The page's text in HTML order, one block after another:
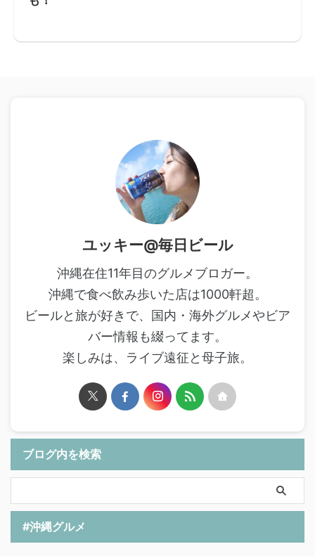
ユッキー@毎日ビール
沖縄在住11年目のグルメブロガー。
沖縄で食べ飲み歩いた店は1000軒超。
ビールと旅が好きで、国内・海外グルメやビア
バー情報も綴ってます。
楽しみは、ライブ遠征と母子旅。
ブログ内を検索
#沖縄グルメ